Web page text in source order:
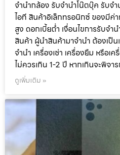
จำนำกล้อง รับจำนำโน๊ตบุ๊ค รับจ
ไอที สินค้าอิเล็กทรอนิกซ์ ของมีค่
สูง ดอกเบี้ยต่ำ เงื่อนไขการรับจำ
สินค้า ผู้นำสินค้ามาจำนำ ต้องเป็น
จำนำ เครื่องเช่า เครื่องยืม หรือ
ไม่ควรเกิน 1-2 ปี หากเกินจะพิจา
ดูเพิ่มเติม »